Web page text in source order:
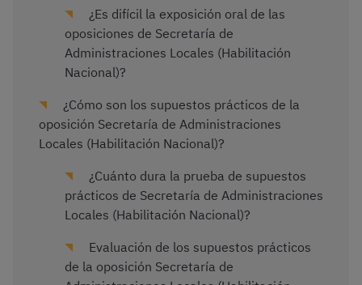
¿Es difícil la exposición oral de las
oposiciones de Secretaría de
Administraciones Locales (Habilitación
Nacional)?
¿Cómo son los supuestos prácticos de la
oposición Secretaría de Administraciones
Locales (Habilitación Nacional)?
¿Cuánto dura la prueba de supuestos
prácticos de Secretaría de Administraciones
Locales (Habilitación Nacional)?
Evaluación de los supuestos prácticos
de la oposición Secretaría de